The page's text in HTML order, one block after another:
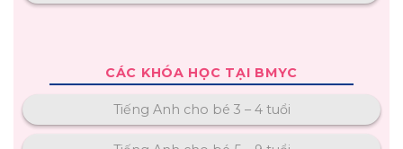
CÁC KHÓA HỌC TẠI BMYC
Tiếng Anh cho bé 3 – 4 tuổi